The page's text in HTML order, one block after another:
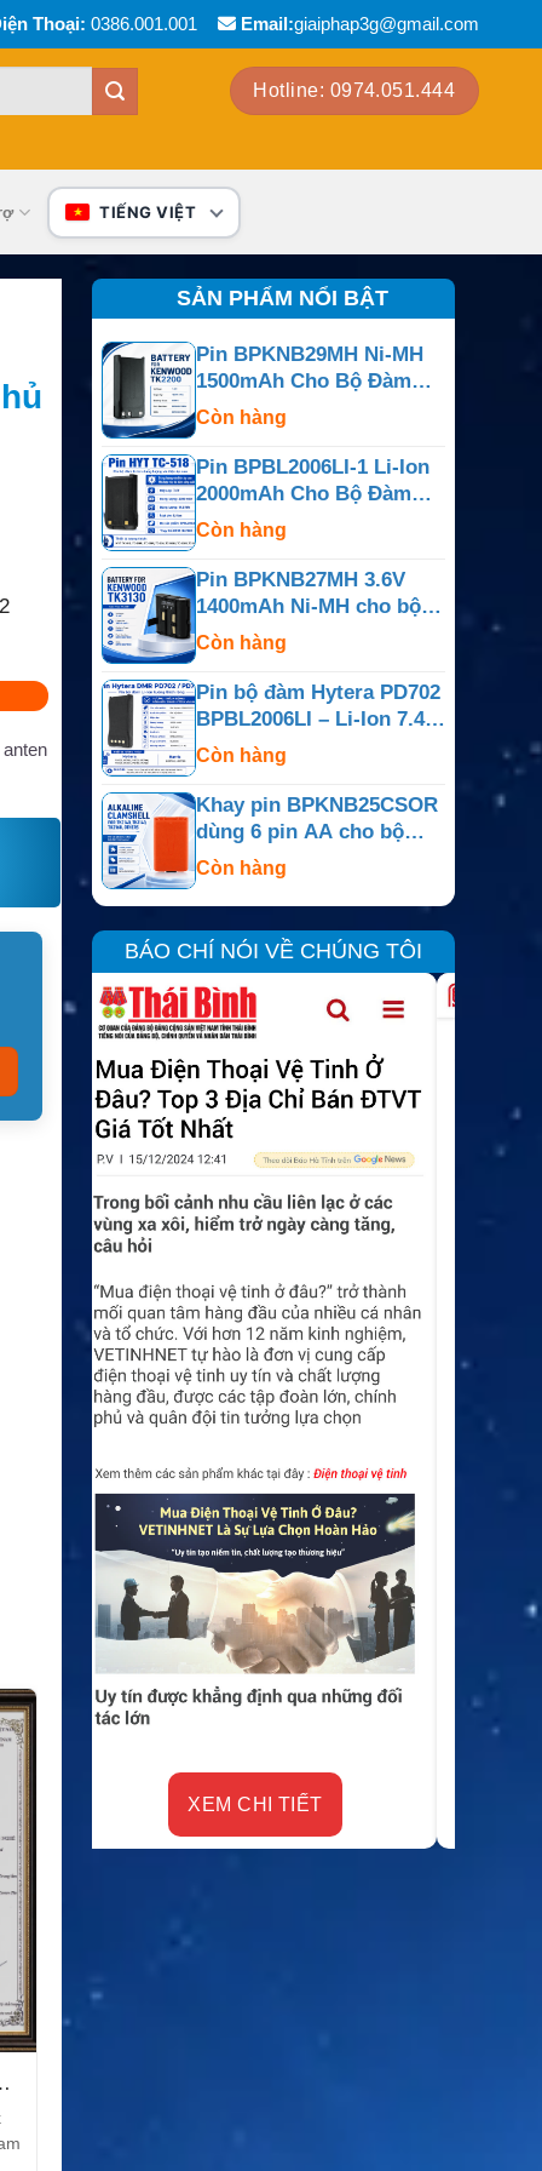
Thoại: 0386.001.001 Email:giaiphap3g@gmail.com
Hotline: 0974.051.444
TIẾNG VIỆT
SẢN PHẨM NỔI BẬT
Pin BPKNB29MH Ni-MH
1500mAh Cho Bộ Đàm
Kenwood TK-2200, NX-
240 Và NX-340
Còn hàng
Pin BPBL2006LI-1 Li-Ion
2000mAh Cho Bộ Đàm
Hytera PD702, PD782
Còn hàng
Pin BPKNB27MH 3.6V
1400mAh Ni-MH cho bộ
đàm Kenwood TK-3130,
Còn hàng
Pin bộ đàm Hytera PD702
BPBL2006LI – Li-Ion 7.4V
2000mAh
Còn hàng
Khay pin BPKNB25CSOR
dùng 6 pin AA cho bộ
đàm Kenwood
Còn hàng
BÁO CHÍ NÓI VỀ CHÚNG TÔI
XEM CHI TIẾT